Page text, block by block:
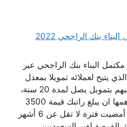
البناء بنك الراجحي عبر
يتيح لعملائه تمويلا بمعدل
82 ضعف من قيمة رواتبهم بتمويل يصل لمدة 20 سنة،
وذلك بشروط بسيطة أهمها ان يبلغ راتبك قيمة 3500
ريال سعودي وتكون قد أمضيت فترة لا تقل عن 6 أشهر